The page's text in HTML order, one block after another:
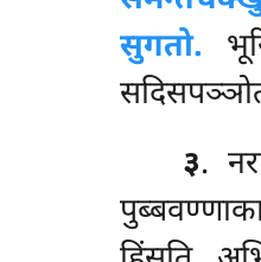
सुगतो.
३.